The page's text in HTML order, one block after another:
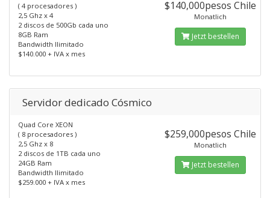
( 4 procesadores )
2,5 Ghz x 4
2 discos de 500Gb cada uno
8GB Ram
Bandwidth Ilimitado
$140.000 + IVA x mes
$140,000pesos Chile
Monatlich
Jetzt bestellen
Servidor dedicado Cósmico
Quad Core XEON
( 8 procesadores )
2,5 Ghz x 8
2 discos de 1TB cada uno
24GB Ram
Bandwidth Ilimitado
$259.000 + IVA x mes
$259,000pesos Chile
Monatlich
Jetzt bestellen